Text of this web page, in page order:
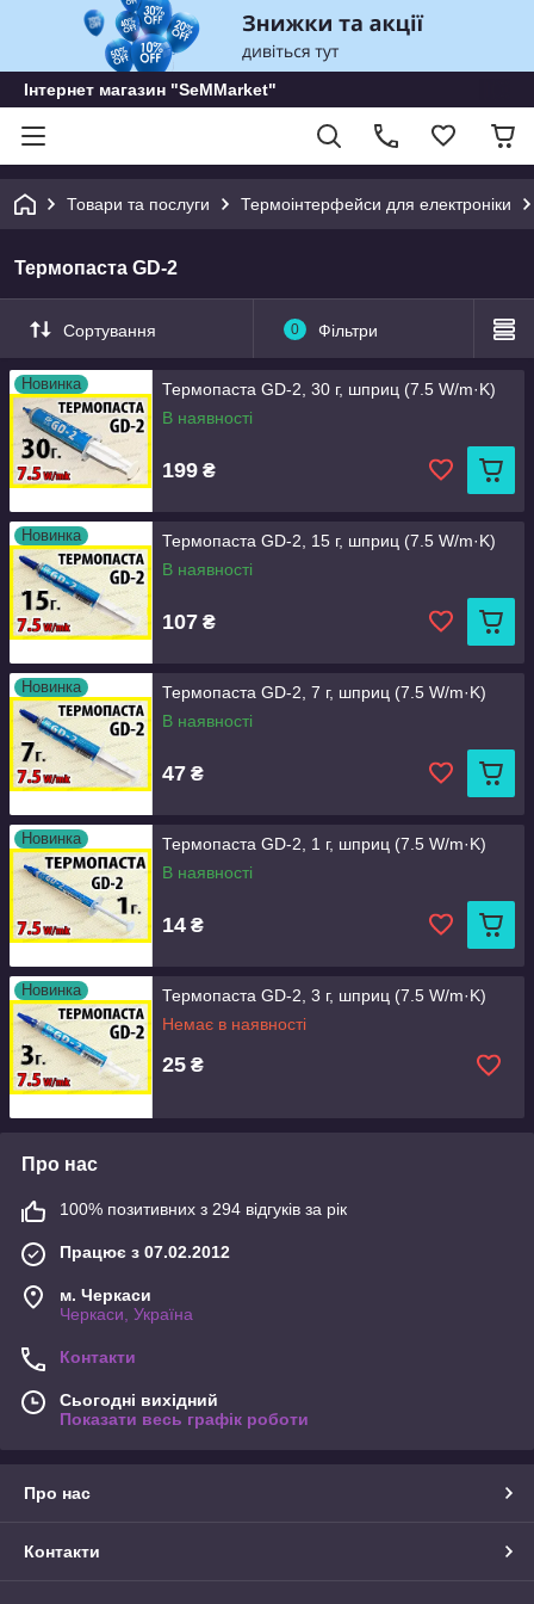
Інтернет магазин "SeMMarket"
Товари та послуги Термоінтерфейси для електроніки
Термопаста GD-2
Сортування 0 Фільтри
Новинка
Термопаста GD-2, 30 г, шприц (7.5 W/m·K)
В наявності
199 ₴
Новинка
Термопаста GD-2, 15 г, шприц (7.5 W/m·K)
В наявності
107 ₴
Новинка
Термопаста GD-2, 7 г, шприц (7.5 W/m·K)
В наявності
47 ₴
Новинка
Термопаста GD-2, 1 г, шприц (7.5 W/m·K)
В наявності
14 ₴
Новинка
Термопаста GD-2, 3 г, шприц (7.5 W/m·K)
Немає в наявності
25 ₴
Про нас
100% позитивних з 294 відгуків за рік
Працює з 07.02.2012
м. Черкаси
Черкаси, Україна
Контакти
Сьогодні вихідний
Показати весь графік роботи
Про нас
Контакти